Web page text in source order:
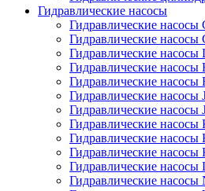
Гидравлические насосы
Гидравлические насосы
Гидравлические
Гидравлические
Гидравлические
Гидравлические
Гидравлические насосы
Гидравлические
Гидравлические
Гидравлические
Гидравлические
Гидравлические
Гидравлические